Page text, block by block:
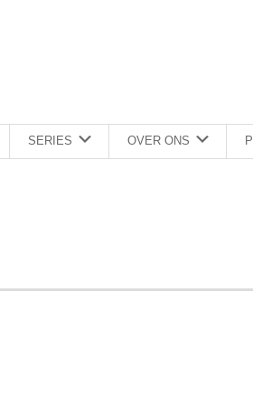
SERIES OVER ONS